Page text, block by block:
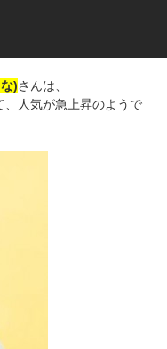
)さんは、
、人気が急上昇のようで